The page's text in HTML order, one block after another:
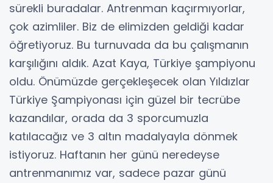
sürekli buradalar. Antrenman kaçırmıyorlar,
çok azimliler. Biz de elimizden geldiği kadar
öğretiyoruz. Bu turnuvada da bu çalışmanın
karşılığını aldık. Azat Kaya, Türkiye şampiyonu
oldu. Önümüzde gerçekleşecek olan Yıldızlar
Türkiye Şampiyonası için güzel bir tecrübe
kazandılar, orada da 3 sporcumuzla
katılacağız ve 3 altın madalyayla dönmek
istiyoruz. Haftanın her günü neredeyse
antrenmanımız var, sadece pazar günü